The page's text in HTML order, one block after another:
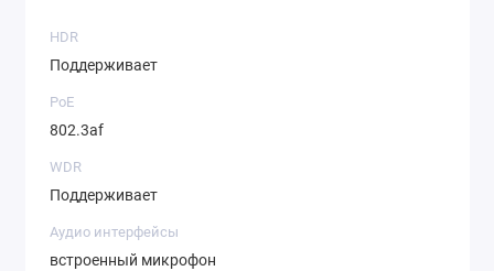
HDR
Поддерживает
PoE
802.3af
WDR
Поддерживает
Аудио интерфейсы
встроенный микрофон